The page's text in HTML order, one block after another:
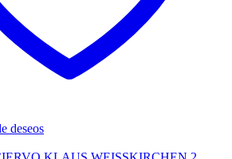
deseos